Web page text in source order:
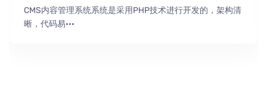
CMS内容管理系统系统是采用PHP技术进行开发的，架构清
晰，代码易···